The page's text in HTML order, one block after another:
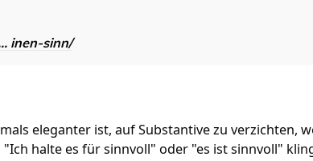
inen-sinn/
eleganter ist, auf Substantive zu verzichten,
halte es für sinnvoll" oder "es ist sinnvoll"